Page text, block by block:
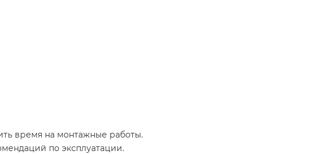
время на монтажные работы.
по эксплуатации.